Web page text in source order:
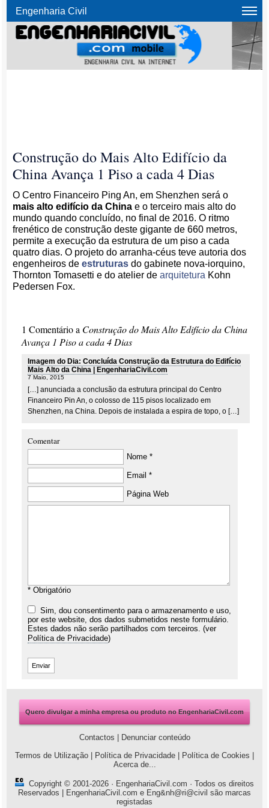
Engenharia Civil
Construção do Mais Alto Edifício da
China Avança 1 Piso a cada 4 Dias
O Centro Financeiro Ping An, em Shenzhen será o
mais alto edifício da China e o terceiro mais alto do
mundo quando concluído, no final de 2016. O ritmo
frenético de construção deste gigante de 660 metros,
permite a execução da estrutura de um piso a cada
quatro dias. O projeto do arranha-céus teve autoria dos
engenheiros deestruturas do gabinete nova-iorquino,
Thornton Tomasetti e do atelier dearquitetura Kohn
Pedersen Fox.
1 Comentário a Construção do Mais Alto Edifício da China
Avança 1 Piso a cada 4 Dias
Imagem do Dia: Concluída Construção da Estrutura do Edifício
Mais Alto da China | EngenhariaCivil.com
7 Maio, 2015
[…] anunciada a conclusão da estrutura principal do Centro
Financeiro Pin An, o colosso de 115 pisos localizado em
Shenzhen, na China. Depois de instalada a espira de topo, o […]
Comentar
Nome *
Email *
Página Web
* Obrigatório
Sim, dou consentimento para o armazenamento e uso,
por este website, dos dados submetidos neste formulário.
Estes dados não serão partilhados com terceiros. (ver
Política de Privacidade)
Quero divulgar a minha empresa ou produto no EngenhariaCivil.com
Contactos
Denunciar conteúdo
Termos de Utilização
Política de Privacidade Política de Cookies
Acerca de...
Copyright © 2001-2026 · EngenhariaCivil.com · Todos os direitos
Reservados | EngenhariaCivil.com e Eng&nh@ri@civil são marcas
registadas